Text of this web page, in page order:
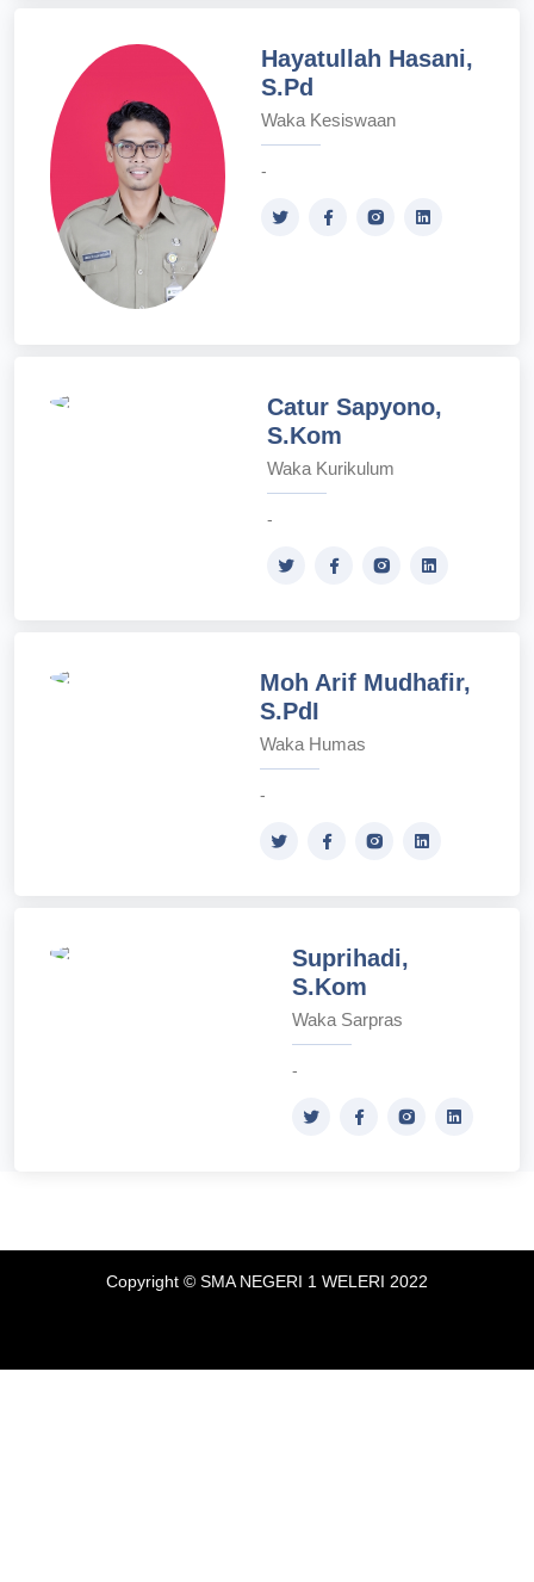
Hayatullah Hasani,
S.Pd
Waka Kesiswaan
-
Catur Sapyono,
S.Kom
Waka Kurikulum
-
Moh Arif Mudhafir,
S.PdI
Waka Humas
-
Suprihadi,
S.Kom
Waka Sarpras
-
Copyright © SMA NEGERI 1 WELERI 2022